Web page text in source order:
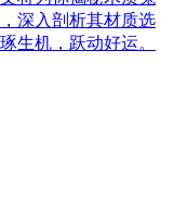
深入剖析其材质选
生机，跃动好运。